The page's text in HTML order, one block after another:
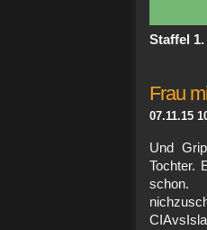
Staffel 1.
Frau
07.11.15
Und
Tochter.
schon.